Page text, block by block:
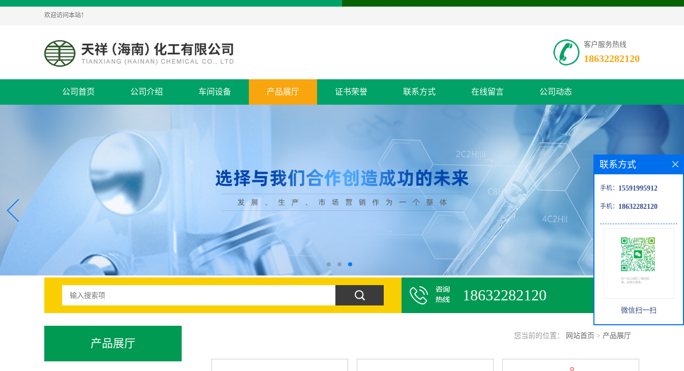
欢迎访问本站！
客户服务热线
18632282120
公司首页 公司介绍 车间设备 产品展厅 证书荣誉 联系方式 在线留言 公司动态
18632282120
产品展厅
您当前的位置： 网站首页 > 产品展厅
联系方式
手机： 15591995912
手机： 18632282120
微信扫一扫